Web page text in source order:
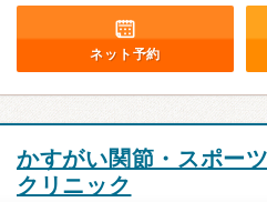
ネット予約
かすがい関節・スポー
クリニック